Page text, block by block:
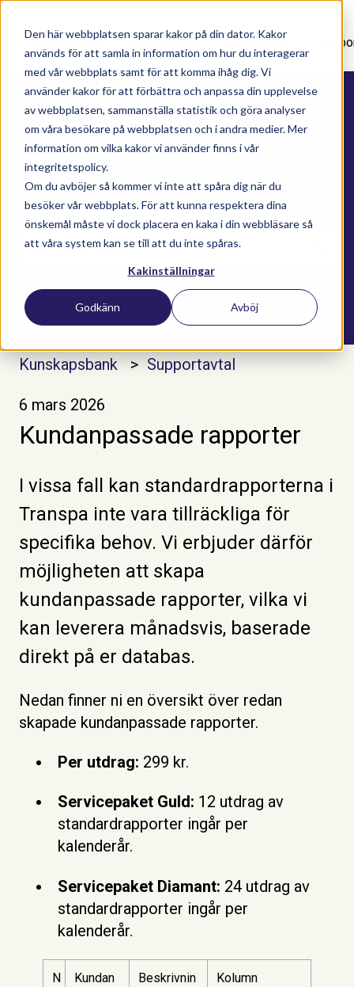
Den här webbplatsen sparar kakor på din dator. Kakor
används för att samla in information om hur du interagerar
med vår webbplats samt för att komma ihåg dig. Vi
använder kakor för att förbättra och anpassa din upplevelse
av webbplatsen, sammanställa statistik och göra analyser
om våra besökare på webbplatsen och i andra medier. Mer
information om vilka kakor vi använder finns i vår
integritetspolicy.
Om du avböjer så kommer vi inte att spåra dig när du
besöker vår webbplats. För att kunna respektera dina
önskemål måste vi dock placera en kaka i din webbläsare så
att våra system kan se till att du inte spåras.
Kakinställningar
Godkänn Avböj
Nyhetsartiklar Utbildningar Supportavtal
Här kan du söka bland alla
våra kunskapsartiklar
Det finns inga förslag eftersom sökfältet är
Kunskapsbank Supportavtal
6 mars 2026
Kundanpassade rapporter
I vissa fall kan standardrapporterna i
Transpa inte vara tillräckliga för
specifika behov. Vi erbjuder därför
möjligheten att skapa
kundanpassade rapporter, vilka vi
kan leverera månadsvis, baserade
direkt på er databas.
Nedan finner ni en översikt över redan
skapade kundanpassade rapporter.
Per utdrag: 299 kr.
Servicepaket Guld: 12 utdrag av
standardrapporter ingår per
kalenderår.
Servicepaket Diamant: 24 utdrag av
standardrapporter ingår per
kalenderår.
N
Kundan
Beskrivnin
Kolumn